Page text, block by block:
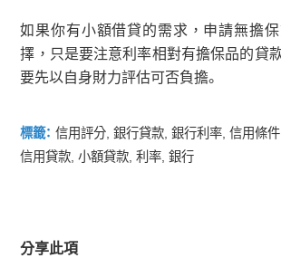
如果你有小額借貸的需求，申請無擔
擇，只是要注意利率相對有擔保品的貸
要先以自身財力評估可否負擔。
標籤： 信用評分 ,銀行貸款 ,銀行利率 ,信用條件
信用貸款 ,小額貸款 ,利率 ,銀行
分享此項